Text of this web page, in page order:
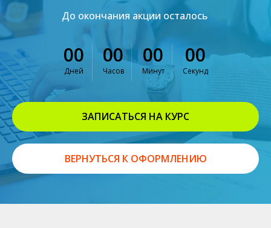
До окончания акции осталось
00
Дней
00
Часов
00
Минут
00
Секунд
ЗАПИСАТЬСЯ НА КУРС
ВЕРНУТЬСЯ К ОФОРМЛЕНИЮ